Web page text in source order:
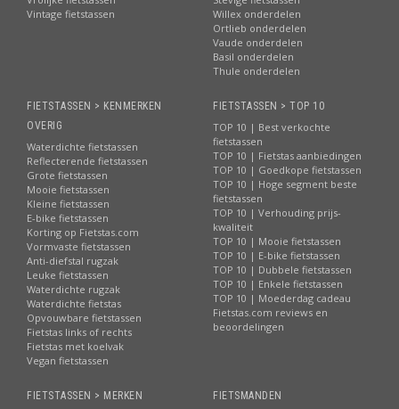
Vintage fietstassen
Willex onderdelen
Ortlieb onderdelen
Vaude onderdelen
Basil onderdelen
Thule onderdelen
FIETSTASSEN > KENMERKEN
OVERIG
Waterdichte fietstassen
Reflecterende fietstassen
Grote fietstassen
Mooie fietstassen
Kleine fietstassen
E-bike fietstassen
Korting op Fietstas.com
Vormvaste fietstassen
Anti-diefstal rugzak
Leuke fietstassen
Waterdichte rugzak
Waterdichte fietstas
Opvouwbare fietstassen
Fietstas links of rechts
Fietstas met koelvak
Vegan fietstassen
FIETSTASSEN > TOP 10
TOP 10 | Best verkochte
fietstassen
TOP 10 | Fietstas aanbiedingen
TOP 10 | Goedkope fietstassen
TOP 10 | Hoge segment beste
fietstassen
TOP 10 | Verhouding prijs-
kwaliteit
TOP 10 | Mooie fietstassen
TOP 10 | E-bike fietstassen
TOP 10 | Dubbele fietstassen
TOP 10 | Enkele fietstassen
TOP 10 | Moederdag cadeau
Fietstas.com reviews en
beoordelingen
FIETSTASSEN > MERKEN FIETSMANDEN